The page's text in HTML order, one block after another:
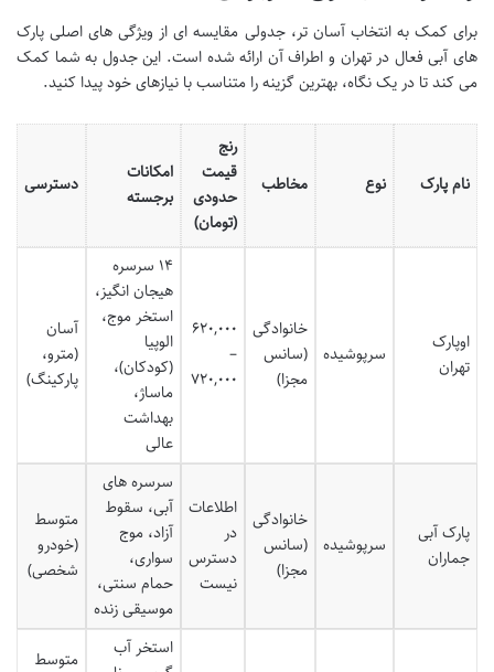
برای کمک به انتخاب آسان تر، جدولی مقایسه ای از ویژگی های اصلی پارک
های آبی فعال در تهران و اطراف آن ارائه شده است. این جدول به شما کمک
می کند تا در یک نگاه، بهترین گزینه را متناسب با نیازهای خود پیدا کنید.
نام پارک نوع مخاطب
رنج
قیمت
حدودی
(تومان)
امکانات
برجسته
دسترسی
اوپارک
تهران
سرپوشیده
خانوادگی
(سانس
مجزا)
۶۲۰,۰۰۰
–
۷۲۰,۰۰۰
۱۴ سرسره
هیجان انگیز،
استخر موج،
الوپیا
(کودکان)،
ماساژ،
بهداشت
عالی
آسان
(مترو،
پارکینگ)
پارک آبی
جماران
سرپوشیده
خانوادگی
(سانس
مجزا)
اطلاعات
در
دسترس
نیست
سرسره های
آبی، سقوط
آزاد، موج
سواری،
حمام سنتی،
موسیقی زنده
متوسط
(خودرو
شخصی)
استخر آب
متوسط